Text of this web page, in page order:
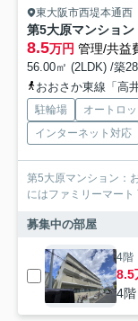
東大阪市西堤本通西
第5大原マンション
8.5万円 管理/共益
56.00㎡ (2LDK) /築
おおさか東線「高
駐輪場 オートロッ
インターネット対応
第5大原マンション：
にはファミリーマー
募集中の部屋
4階
8.5
4